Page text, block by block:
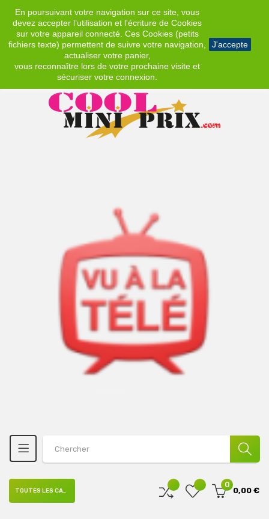
En poursuivant votre navigation sur ce site, vous
devez accepter l’utilisation et l'écriture de Cookies
sur votre appareil connecté. Ces Cookies (petits
fichiers texte) permettent de suivre votre navigation,
actualiser votre panier,
vous reconnaître lors de votre prochaine visite et
sécuriser votre connexion.
J'accepte
EUR
0
0,00 €
TOUTES LES CATÉGORIES